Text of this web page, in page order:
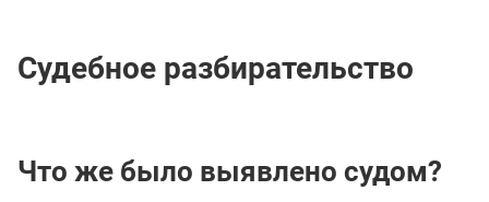
Судебное разбирательство
Что же было выявлено судом?